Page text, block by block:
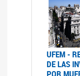
UFEM -
DE LAS